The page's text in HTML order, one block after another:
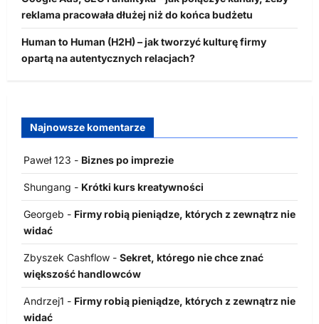
reklama pracowała dłużej niż do końca budżetu
Human to Human (H2H) – jak tworzyć kulturę firmy
opartą na autentycznych relacjach?
Najnowsze komentarze
Paweł 123 - Biznes po imprezie
Shungang - Krótki kurs kreatywności
Georgeb - Firmy robią pieniądze, których z zewnątrz nie
widać
Zbyszek Cashflow - Sekret, którego nie chce znać
większość handlowców
Andrzej1 - Firmy robią pieniądze, których z zewnątrz nie
widać